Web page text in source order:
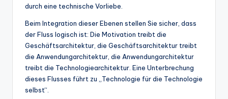
durch eine technische Vorliebe.
Beim Integration dieser Ebenen stellen Sie sicher, dass
der Fluss logisch ist: Die Motivation treibt die
Geschäftsarchitektur, die Geschäftsarchitektur treibt
die Anwendungarchitektur, die Anwendungarchitektur
treibt die Technologiearchitektur. Eine Unterbrechung
dieses Flusses führt zu „Technologie für die Technologie
selbst“.